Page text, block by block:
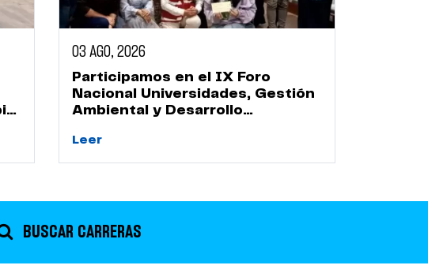
03 AGO, 2026
Participamos en el IX Foro
Nacional Universidades, Gestión
Ambiental y Desarrollo
Leer
BUSCAR CARRERAS